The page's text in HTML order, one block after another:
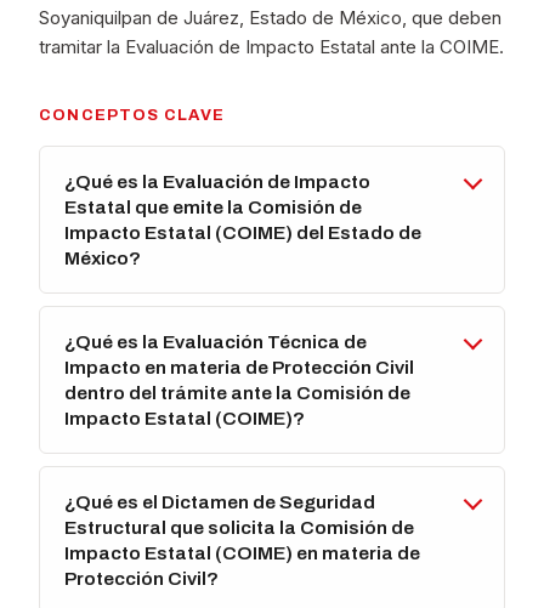
Soyaniquilpan de Juárez, Estado de México, que deben
tramitar la Evaluación de Impacto Estatal ante la COIME.
CONCEPTOS CLAVE
¿Qué es la Evaluación de Impacto
Estatal que emite la Comisión de
Impacto Estatal (COIME) del Estado de
México?
¿Qué es la Evaluación Técnica de
Impacto en materia de Protección Civil
dentro del trámite ante la Comisión de
Impacto Estatal (COIME)?
¿Qué es el Dictamen de Seguridad
Estructural que solicita la Comisión de
Impacto Estatal (COIME) en materia de
Protección Civil?